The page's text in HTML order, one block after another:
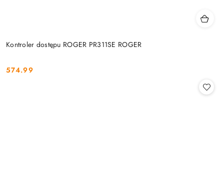
Kontroler dostępu ROGER PR311SE ROGER
Cena:
574.99